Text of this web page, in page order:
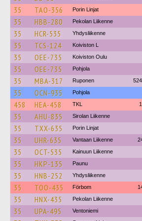
35 TAO-356 Porin Linjat
35 HBB-280 Pekolan Liikenne
35 HCR-535 Yhdysliikenne
35 TCS-124 Koiviston L
35 OEE-735 Koiviston Oulu
35 OEE-735 Pohjola
35 MBA-317 Ruponen
35 OCN-935 Pohjola
458 HEA-458 TKL
35 AHU-835 Sirolan Liikenne
35 TXX-635 Porin Linjat
35 UHR-635 Vantaan Liikenne
35 OCT-535 Kainuun Liikenne
35 HKP-135 Paunu
35 HNB-252 Yhdysliikenne
35 TOO-435 Förbom
35 HNX-435 Pekolan Liikenne
35 UPA-495 Ventoniemi